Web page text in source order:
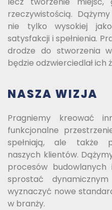
rzeczywistością.
nie tylko wysokiej
satysfakcji i spełnienia.
drodze do stworzenia
będzie odzwierciedlał ich
NASZA WIZJA
Pragniemy kreować
funkcjonalne
spełniają, ale także
naszych klientów.
procesów
sprostać
wyznaczyć nowe
w branży.